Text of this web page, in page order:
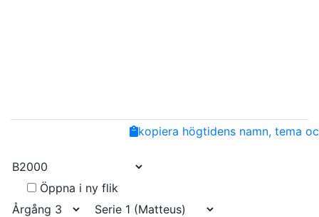
EmailCopy
kopiera högtidens namn, tema
Öppna i ny flik